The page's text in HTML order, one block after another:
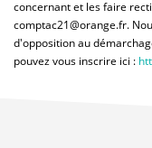
concernant et les faire
comptac21@orange.fr.
d'opposition au
pouvez vous inscrire ici :